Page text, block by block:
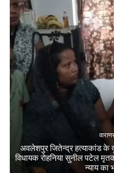
अवलेशपुर जितेन्द्र हत्याकांड के
विधायक रोहनिया सुनील पटेल
न्याय का